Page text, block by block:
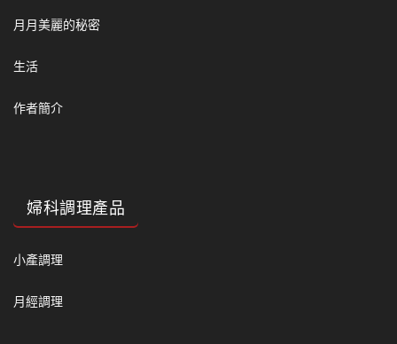
月月美麗的秘密
生活
作者簡介
婦科調理產品
小產調理
月經調理